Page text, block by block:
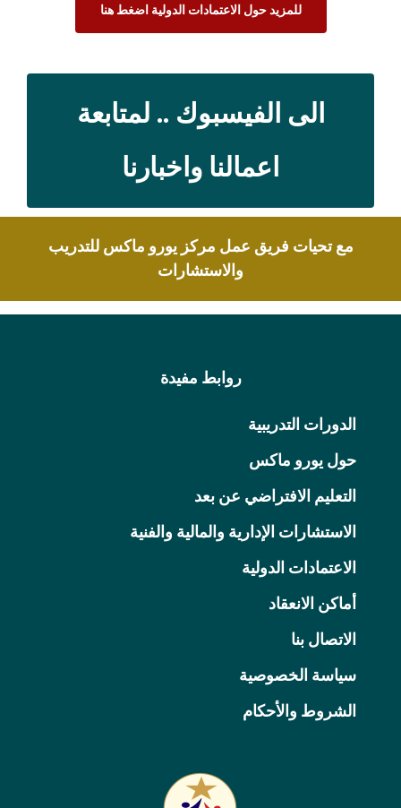
للمزيد حول الاعتمادات الدولية اضغط هنا
الى الفيسبوك .. لمتابعة
اعمالنا واخبارنا
مع تحيات فريق عمل مركز يورو ماكس للتدريب
والاستشارات
روابط مفيدة
الدورات التدريبية
حول يورو ماكس
التعليم الافتراضي عن بعد
الاستشارات الإدارية والمالية والفنية
الاعتمادات الدولية
أماكن الانعقاد
الاتصال بنا
سياسة الخصوصية
الشروط والأحكام